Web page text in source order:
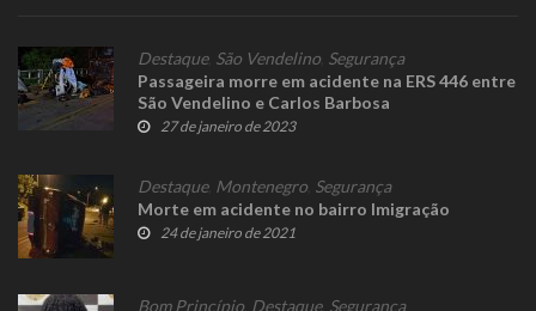
Destaque, São Vendelino Segurança
Passageira morre em acidente na ERS 446 entre
São Vendelino e Carlos Barbosa
27 de janeiro de 2023
Destaque, Montenegro Segurança
Morte em acidente no bairro Imigração
24 de janeiro de 2021
Bom Princípio Destaque, Segurança